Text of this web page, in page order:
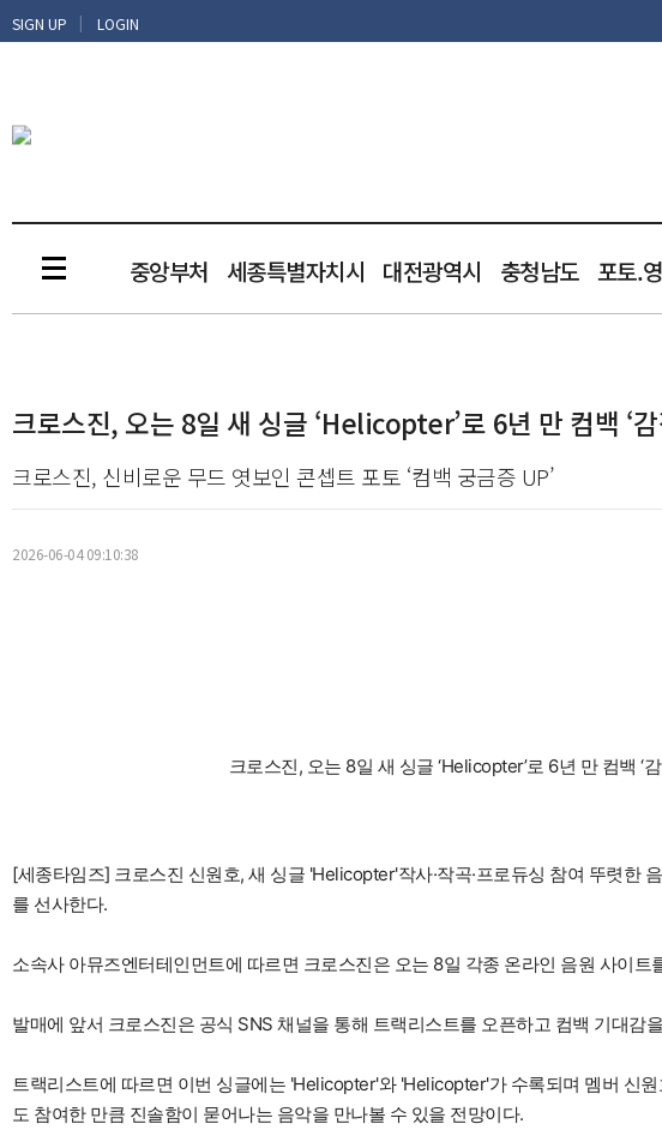
SIGN UP | LOGIN
중앙부처 세종특별자치시 대전광역시 충청남도 포토.
크로스진, 오는 8일 새 싱글 ‘Helicopter’로 6년 만 컴백 ‘
크로스진, 신비로운 무드 엿보인 콘셉트 포토 ‘컴백 궁금증 UP’
2026-06-04 09:10:38
크로스진, 오는 8일 새 싱글 ‘Helicopter’로 6년 만 컴백 ‘
[세종타임즈] 크로스진 신원호, 새 싱글 'Helicopter'작사·작곡·프로듀싱 참여 뚜렷한
를 선사한다.
소속사 아뮤즈엔터테인먼트에 따르면 크로스진은 오는 8일 각종 온라인 음원 사이
발매에 앞서 크로스진은 공식 SNS 채널을 통해 트랙리스트를 오픈하고 컴백 기대감
트랙리스트에 따르면 이번 싱글에는 'Helicopter'와 'Helicopter'가 수록되며 멤버 신
도 참여한 만큼 진솔함이 묻어나는 음악을 만나볼 수 있을 전망이다.